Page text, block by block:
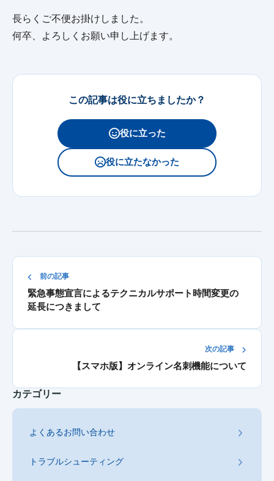
カテゴリー
よくあるお問い合わせ
トラブルシューティング
長らくご不便お掛けしました。
何卒、よろしくお願い申し上げます。
この記事は役に立ちましたか？
役に立った
役に立たなかった
前の記事
緊急事態宣言によるテクニカルサポート時間変更の
延長につきまして
次の記事
【スマホ版】オンライン名刺機能について